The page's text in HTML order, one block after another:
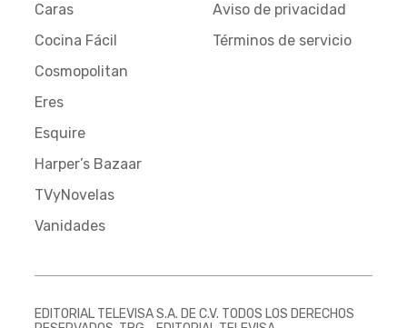
Caras
Cocina Fácil
Cosmopolitan
Eres
Esquire
Harper’s Bazaar
TVyNovelas
Vanidades
Aviso de privacidad
Términos de servicio
EDITORIAL TELEVISA S.A. DE C.V. TODOS LOS DERECHOS